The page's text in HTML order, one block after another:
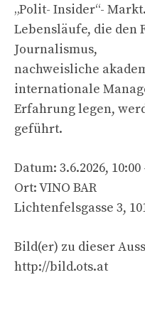
„Polit- Insider“- Markt.
Lebensläufe, die den
Journalismus,
nachweisliche
internationale
Erfahrung legen,
geführt.
Datum: 3.6.2026,
Ort: VINO BAR
Lichtenfelsgasse 3,
Bild(er) zu dieser
http://bild.ots.at